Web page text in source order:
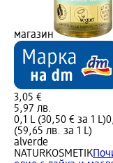
магазин
3,05 €
5,97 лв.
0,1 L (30,50 € за 1 L)
(59,65 лв. за 1 L)
alverde
NATURKOSMETIK